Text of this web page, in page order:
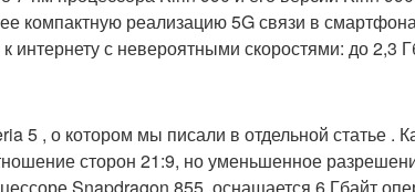
компактную реализацию 5G связи в
с невероятными скоростями: до 2,3
5 , о котором мы писали в отдельной статье .
сторон 21:9, но уменьшенное